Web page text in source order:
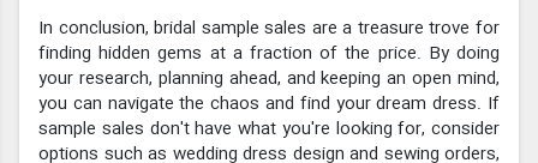
In conclusion, bridal sample sales are a treasure trove for
finding hidden gems at a fraction of the price. By doing
your research, planning ahead, and keeping an open mind,
you can navigate the chaos and find your dream dress. If
sample sales don't have what you're looking for, consider
options such as wedding dress design and sewing orders,